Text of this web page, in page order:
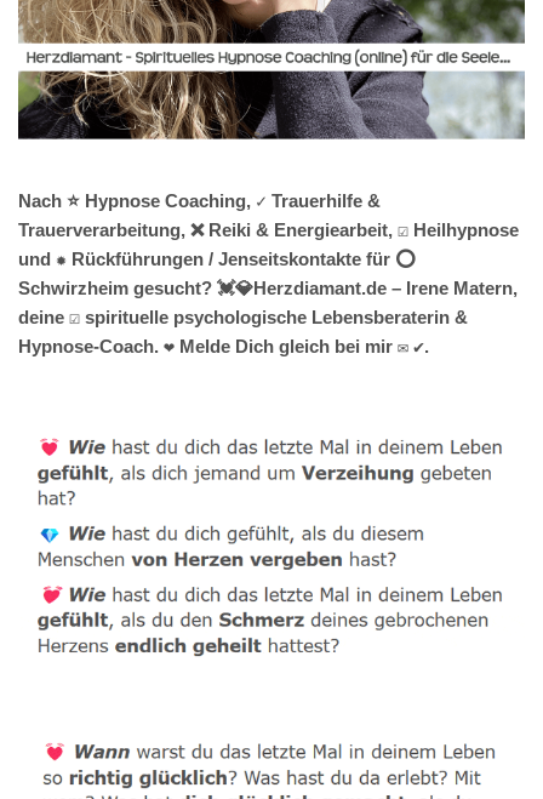
Nach ⭐ Hypnose Coaching, ✓ Trauerhilfe &
Trauerverarbeitung, ❌ Reiki & Energiearbeit, ☑️ Heilhypnose
und ✹ Rückführungen / Jenseitskontakte für ⭕
Schwirzheim gesucht? 💓️💎Herzdiamant.de – Irene Matern,
deine ☑️ spirituelle psychologische Lebensberaterin &
Hypnose-Coach. ❤ Melde Dich gleich bei mir ✉ ✔.